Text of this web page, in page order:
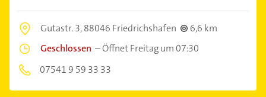
Gutastr. 3,88046 Friedrichshafen
6,6 km
Geschlossen –Öffnet Freitag um 07:30
07541 9 59 33 33